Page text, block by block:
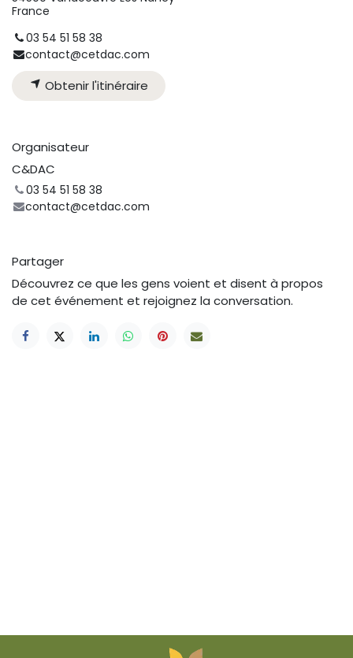
France
03 54 51 58 38
contact@cetdac.com
Obtenir l'itinéraire
Organisateur
C&DAC
03 54 51 58 38
contact@cetdac.com
Partager
Découvrez ce que les gens voient et disent à propos
de cet événement et rejoignez la conversation.